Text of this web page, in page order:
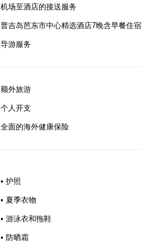
机场至酒店的接送服务
普吉岛芭东市中心精选酒店7晚含早餐住宿
导游服务
额外旅游
个人开支
全面的海外健康保险
• 护照
• 夏季衣物
• 游泳衣和拖鞋
• 防晒霜